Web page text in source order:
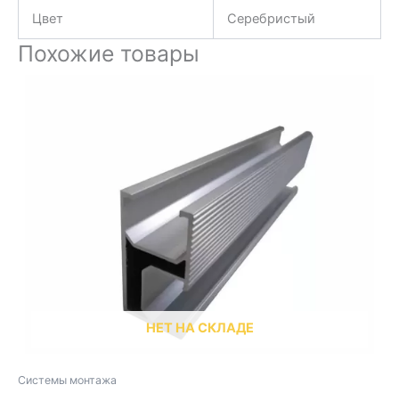
Цвет Серебристый
Похожие товары
НЕТ НА СКЛАДЕ
Системы монтажа